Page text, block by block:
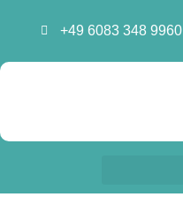
springen
+49 6083 348 9960